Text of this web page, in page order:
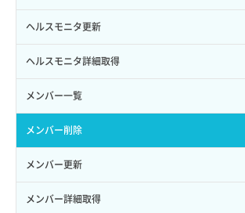
ロールからパーミッションを紐づけ解除
ロールにパーミッションを紐づけ
ロール一覧取得
ロール作成
ロール削除
ロール更新
サーバーに紐づくアドレス取得
サーバーに紐づくアドレス取得（ネットワーク指定）
サーバーに紐づくセキュリティグループ取得
サーバープラン一覧取得
サーバープラン変更
サーバープラン詳細一覧取得
セキュリティグループ ルール詳細取得
セキュリティグループ一覧取得
セキュリティグループ作成
セキュリティグループ削除
セキュリティグループ更新
セキュリティグループ詳細取得
ヘルスモニタ更新
ヘルスモニタ詳細取得
メンバー一覧
メンバー削除
メンバー更新
メンバー詳細取得